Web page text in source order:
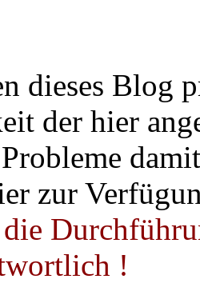
dieses Blog
der hier
zur
!